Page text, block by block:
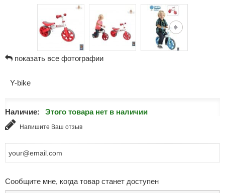
показать все фотографии
Y-bike
Наличие: Этого товара нет в наличии
Напишите Ваш отзыв
Сообщите мне, когда товар станет доступен